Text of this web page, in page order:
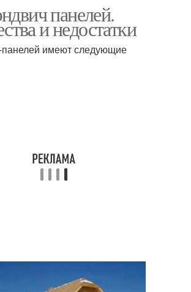
Дом из металла
панелей.
и недостатки
имеют следующие